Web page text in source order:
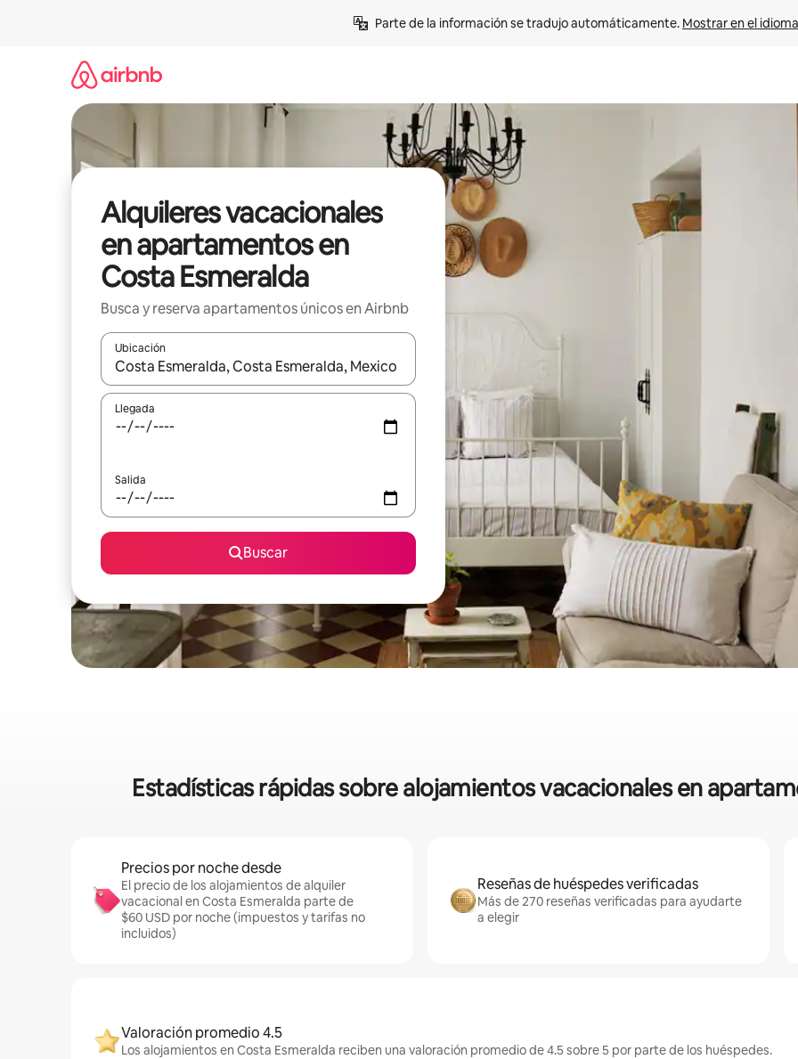
Parte de la información se tradujo automáticamente. Mostrar en el
Alquileres vacacionales
en apartamentos en
Costa Esmeralda
Busca y reserva apartamentos únicos en Airbnb
Ubicación
Cuando los resultados estén disponibles, navega con las teclas de flecha hacia arriba y hacia abajo o explora con el
Llegada
Salida
Buscar
Estadísticas rápidas sobre alojamientos vacacionales en
Precios por noche desde
El precio de los alojamientos de alquiler
vacacional en Costa Esmeralda parte de
$60 USD por noche (impuestos y tarifas no
incluidos)
Reseñas de huéspedes verificadas
Más de 270 reseñas verificadas para ayudarte
a elegir
Valoración promedio 4.5
Los alojamientos en Costa Esmeralda reciben una valoración promedio de 4.5 sobre 5 por parte de los huéspedes.